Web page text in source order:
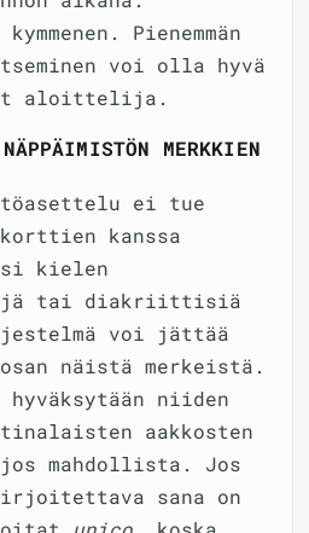
Pienemmän
voi olla hyvä
aloittelija.
MERKKIEN
ei tue
kanssa
kielen
tai diakriittisiä
voi jättää
näistä merkeistä.
niiden
aakkosten
mahdollista. Jos
sana on